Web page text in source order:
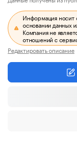
Информация носит
основании данных
Компания не
отношений с
Редактировать описание